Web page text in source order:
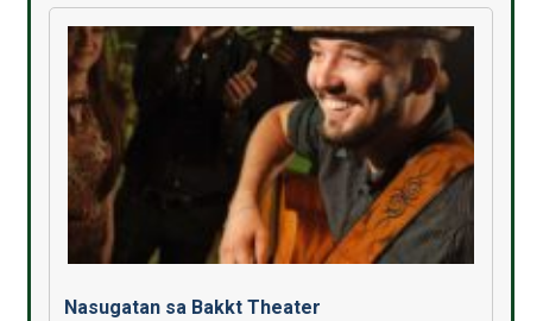
Nasugatan sa Bakkt Theater